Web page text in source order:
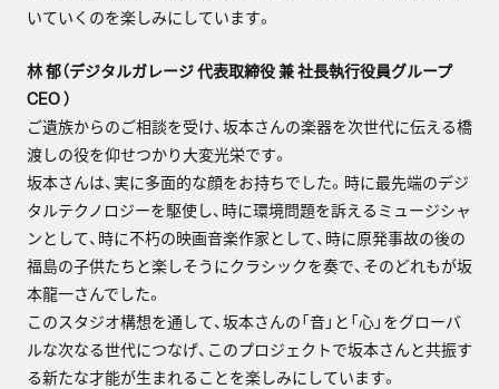
いていくのを楽しみにしています。
林 郁（デジタルガレージ 代表取締役 兼 社長執行役員グループ
CEO ）
ご遺族からのご相談を受け、坂本さんの楽器を次世代に伝える橋
渡しの役を仰せつかり大変光栄です。
坂本さんは、実に多面的な顔をお持ちでした。時に最先端のデジ
タルテクノロジーを駆使し、時に環境問題を訴えるミュージシャ
ンとして、時に不朽の映画音楽作家として、時に原発事故の後の
福島の子供たちと楽しそうにクラシックを奏で、そのどれもが坂
本龍一さんでした。
このスタジオ構想を通して、坂本さんの「音」と「心」をグローバ
ルな次なる世代につなげ、このプロジェクトで坂本さんと共振す
る新たな才能が生まれることを楽しみにしています。